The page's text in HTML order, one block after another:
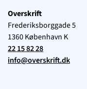
Overskrift
Frederiksborggade 5
1360København K
22 15 82 28
info@overskrift.dk